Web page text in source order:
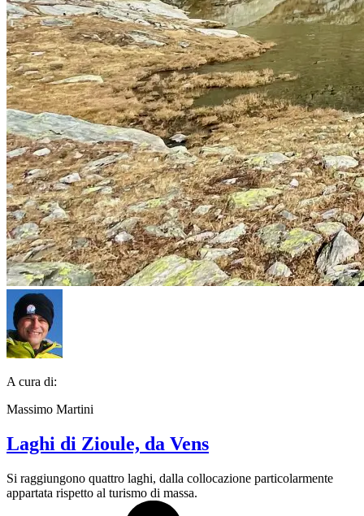
A cura di:
Massimo Martini
Laghi di Zioule, da Vens
Si raggiungono quattro laghi, dalla collocazione particolarmente
appartata rispetto al turismo di massa.